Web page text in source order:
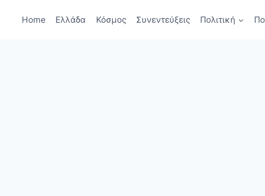
Home Ελλάδα Κόσμος Συνεντεύξεις Πολιτική